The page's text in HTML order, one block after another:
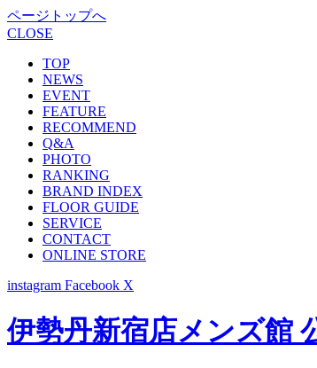
ページトップへ
CLOSE
TOP
NEWS
EVENT
FEATURE
RECOMMEND
Q&A
PHOTO
RANKING
BRAND INDEX
FLOOR GUIDE
SERVICE
CONTACT
ONLINE STORE
instagram Facebook X
伊勢丹新宿店メンズ館